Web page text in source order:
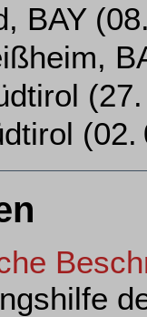
BAY
(02.